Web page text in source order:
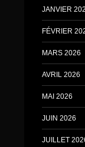
JANVIER
FÉVRIER
MARS 2026
AVRIL 2026
MAI 2026
JUIN 2026
JUILLET